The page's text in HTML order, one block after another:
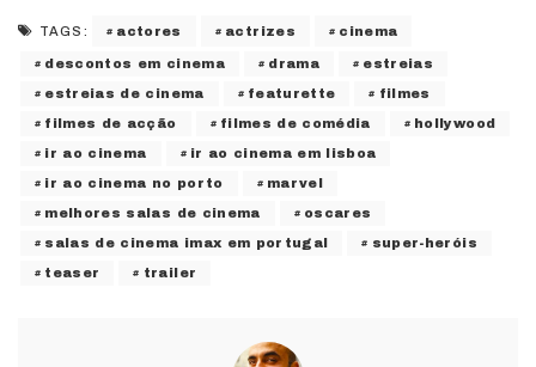
TAGS: actores actrizes cinema
descontos em cinema drama estreias
estreias de cinema featurette filmes
filmes de acção filmes de comédia hollywood
ir ao cinema ir ao cinema em lisboa
ir ao cinema no porto marvel
melhores salas de cinema oscares
salas de cinema imax em portugal super-heróis
teaser trailer